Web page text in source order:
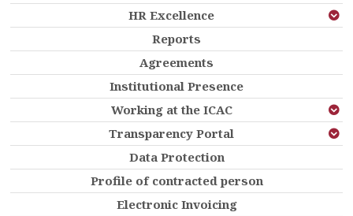
HR Excellence
Reports
Agreements
Institutional Presence
Working at the ICAC
Transparency Portal
Data Protection
Profile of contracted person
Electronic Invoicing